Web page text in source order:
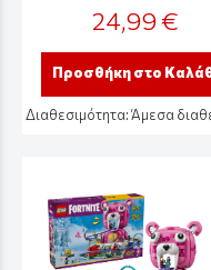
24,99 €
Προσθήκη στο
Διαθεσιμότητα:Άμεσα